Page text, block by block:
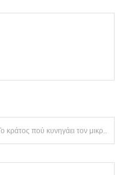
Το κράτος πού κυνηγάει τον μικρό οφειλέτη, είναι ο μεγαλύτερος μπαταχτσής